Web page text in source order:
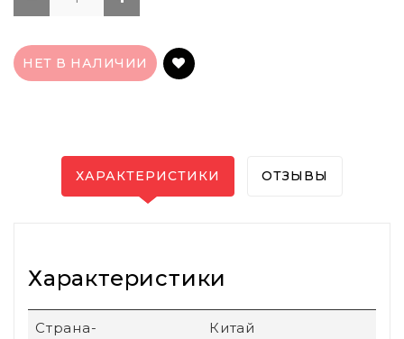
НЕТ В НАЛИЧИИ
ХАРАКТЕРИСТИКИ ОТЗЫВЫ
Характеристики
Страна-
Китай